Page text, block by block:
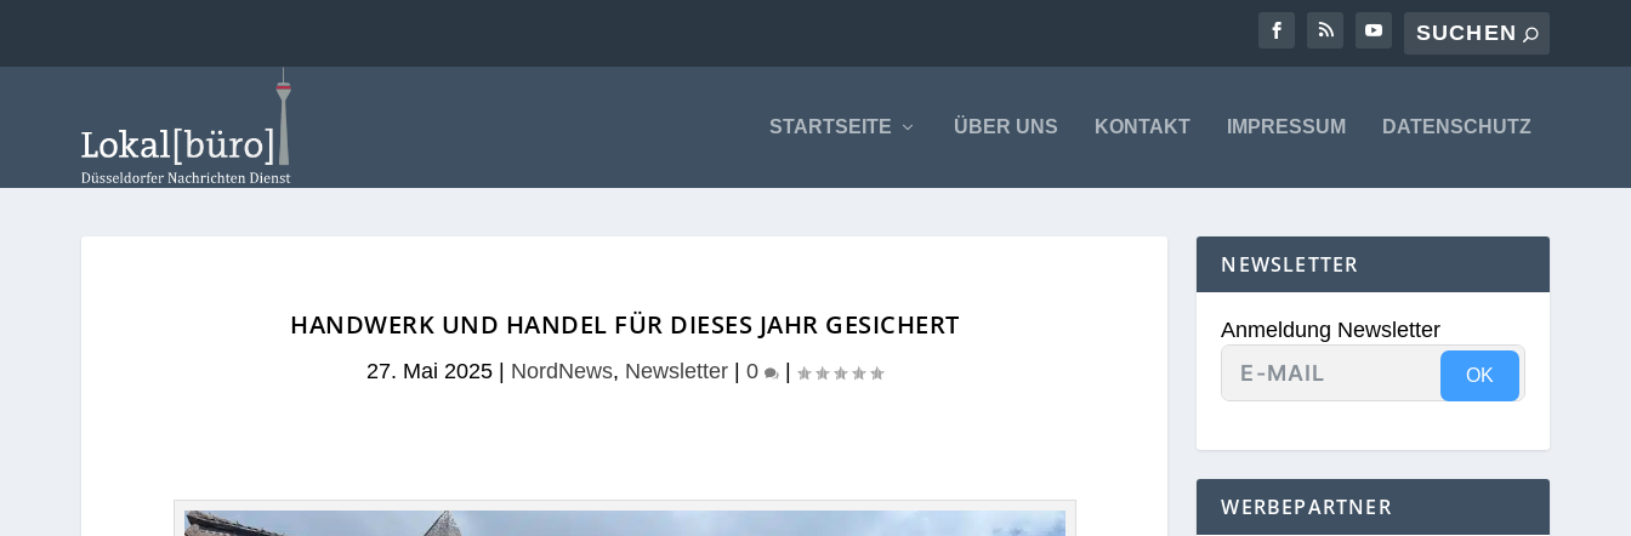
STARTSEITE ÜBER UNS KONTAKT IMPRESSUM DATENSCHUTZ
HANDWERK UND HANDEL FÜR DIESES JAHR GESICHERT
27. Mai 2025 NordNews, Newsletter |0 |
NEWSLETTER
Anmeldung Newsletter
OK
WERBEPARTNER